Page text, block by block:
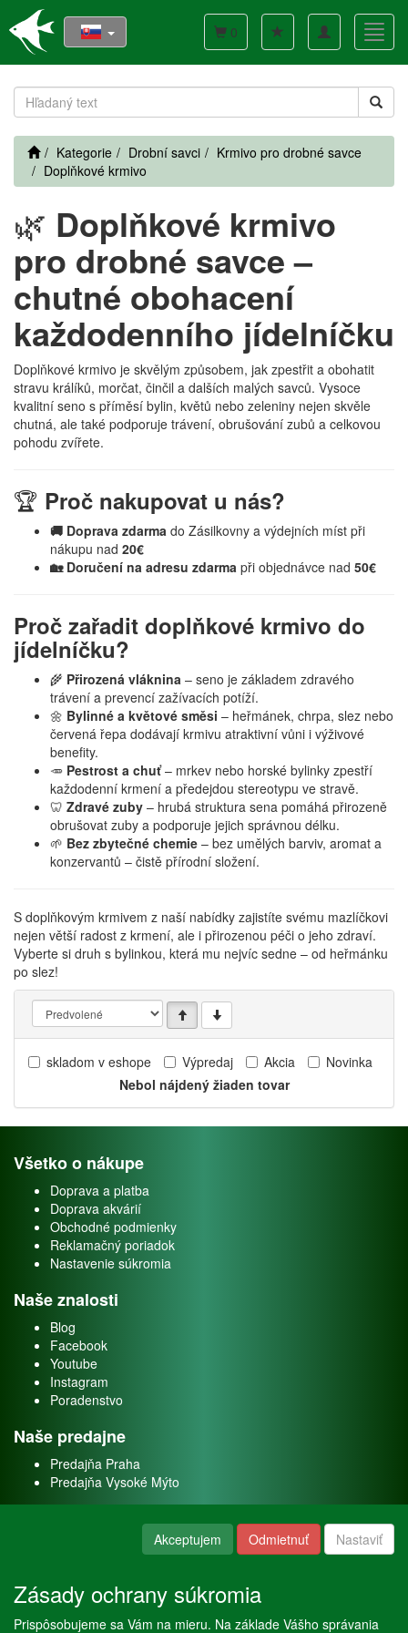
Toggle
navigation
0
Kategorie Drobní savci
Krmivo pro drobné savce
Doplňkové krmivo
🌿 Doplňkové krmivo
pro drobné savce –
chutné obohacení
každodenního jídelníčku
Doplňkové krmivo je skvělým způsobem, jak zpestřit a obohatit
stravu králíků, morčat, činčil a dalších malých savců. Vysoce
kvalitní seno s příměsí bylin, květů nebo zeleniny nejen skvěle
chutná, ale také podporuje trávení, obrušování zubů a celkovou
pohodu zvířete.
🏆 Proč nakupovat u nás?
🚚 Doprava zdarma do Zásilkovny a výdejních míst při
nákupu nad 20€
🏡 Doručení na adresu zdarma při objednávce nad 50€
Proč zařadit doplňkové krmivo do
jídelníčku?
🌾 Přirozená vláknina – seno je základem zdravého
trávení a prevencí zažívacích potíží.
🌼 Bylinné a květové směsi – heřmánek, chrpa, slez nebo
červená řepa dodávají krmivu atraktivní vůni i výživové
benefity.
🥕 Pestrost a chuť– mrkev nebo horské bylinky zpestří
každodenní krmení a předejdou stereotypu ve stravě.
🦷 Zdravé zuby – hrubá struktura sena pomáhá přirozeně
obrušovat zuby a podporuje jejich správnou délku.
🌱 Bez zbytečné chemie – bez umělých barviv, aromat a
konzervantů – čistě přírodní složení.
S doplňkovým krmivem z naší nabídky zajistíte svému mazlíčkovi
nejen větší radost z krmení, ale i přirozenou péči o jeho zdraví.
Vyberte si druh s bylinkou, která mu nejvíc sedne – od heřmánku
po slez!
skladom v eshope Výpredaj Akcia
Novinka
Nebol nájdený žiaden tovar
Všetko o nákupe
Doprava a platba
Doprava akvárií
Obchodné podmienky
Reklamačný poriadok
Nastavenie súkromia
Naše znalosti
Blog
Facebook
Youtube
Instagram
Poradenstvo
Naše predajne
Predajňa Praha
Predajňa Vysoké Mýto
Naše služby
Servis
Akceptujem Odmietnuť Nastaviť
Zásady ochrany súkromia
Prispôsobujeme sa Vám na mieru. Na základe Vášho správania